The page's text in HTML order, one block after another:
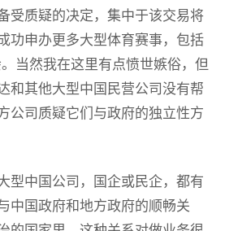
受质疑的决定，集中于该交易将
功申办更多大型体育赛事，包括
当然我在这里有点愤世嫉俗，但
和其他大型中国民营公司没有帮
公司质疑它们与政府的独立性方
型中国公司，国企或民企，都有
中国政府和地方政府的顺畅关